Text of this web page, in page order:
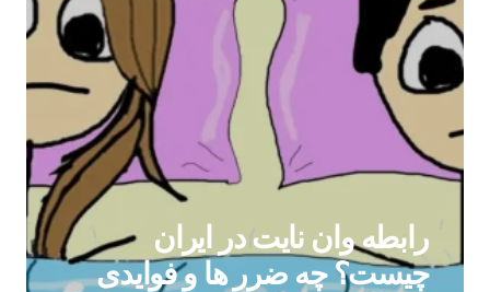
رابطه وان نایت در ایران
چیست؟ چه ضرر ها و فوایدی